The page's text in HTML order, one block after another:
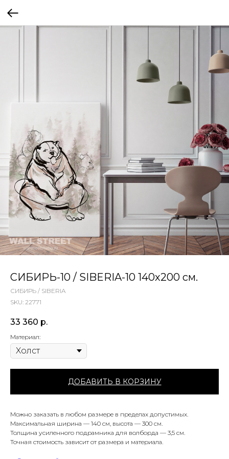
СИБИРЬ-10 / SIBERIA-10 140х200 см.
СИБИРЬ / SIBERIA
SKU: 22771
33 360 р.
Материал:
ДОБАВИТЬ В КОРЗИНУ
Можно заказать в любом размере в пределах допустимых.
Максимальная ширина — 140 см, высота — 300 см.
Толщина усиленного подрамника для волборда — 3,5 см.
Точная стоимость зависит от размера и материала.